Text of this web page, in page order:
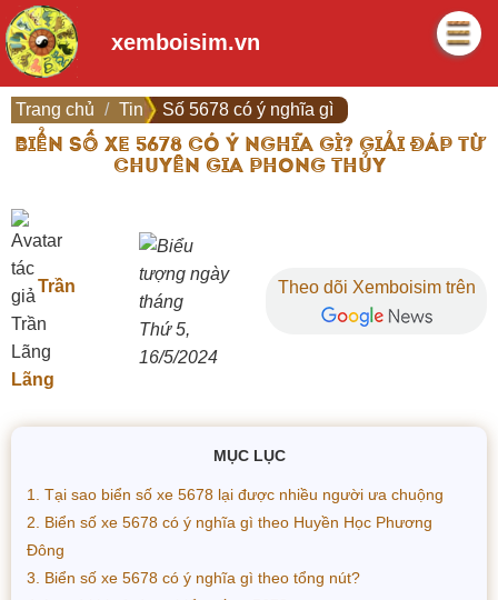
xemboisim.vn
Trang chủ Tin Số 5678 có ý nghĩa gì
BIỂN SỐ XE 5678 CÓ Ý NGHĨA GÌ? GIẢI ĐÁP TỪ
CHUYÊN GIA PHONG THỦY
Trần
Lãng
Thứ 5,
16/5/2024
Theo dõi Xemboisim trên
MỤC LỤC
1. Tại sao biển số xe 5678 lại được nhiều người ưa chuộng
2. Biển số xe 5678 có ý nghĩa gì theo Huyền Học Phương
Đông
3. Biển số xe 5678 có ý nghĩa gì theo tổng nút?